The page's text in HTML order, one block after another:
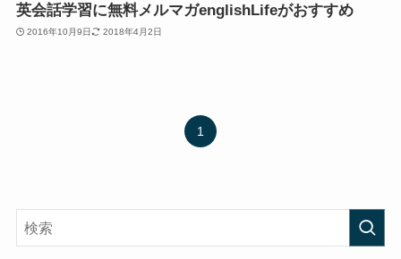
英会話学習に無料メルマガenglishLifeがおすすめ
2016年10月9日 2018年4月2日
1